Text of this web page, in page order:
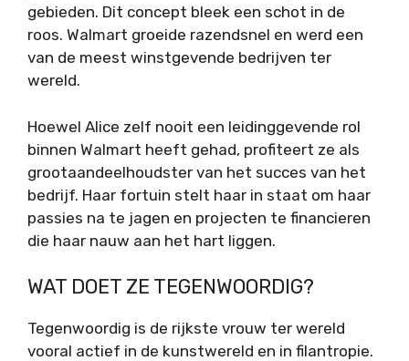
gebieden. Dit concept bleek een schot in de
roos. Walmart groeide razendsnel en werd een
van de meest winstgevende bedrijven ter
wereld.
Hoewel Alice zelf nooit een leidinggevende rol
binnen Walmart heeft gehad, profiteert ze als
grootaandeelhoudster van het succes van het
bedrijf. Haar fortuin stelt haar in staat om haar
passies na te jagen en projecten te financieren
die haar nauw aan het hart liggen.
WAT DOET ZE TEGENWOORDIG?
Tegenwoordig is de rijkste vrouw ter wereld
vooral actief in de kunstwereld en in filantropie.